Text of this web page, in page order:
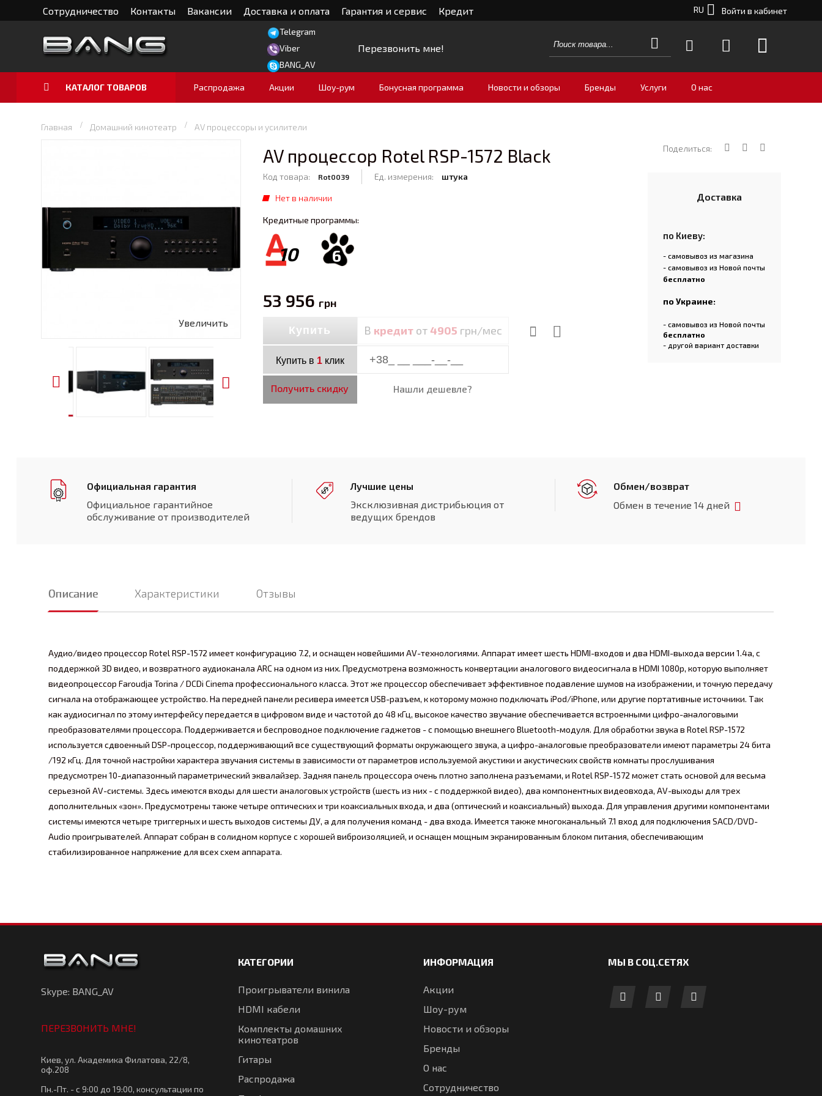
Сотрудничество Контакты Вакансии Доставка и оплата Гарантия и сервис Кредит Войти в кабинет
RU
Telegram
Viber
BANG_AV
Перезвонить мне!
КАТАЛОГ ТОВАРОВ Распродажа Акции Шоу-рум Бонусная программа Новости и обзоры Бренды Услуги О нас
Главная Домашний кинотеатр AV процессоры и усилители
Увеличить
AV процессор Rotel RSP-1572 Black
Код товара: Rot0039 Ед. измерения: штука
Нет в наличии
Кредитные программы:
10 6
53 956 грн
Купить В кредитот4905 грн/мес
Купить в 1клик
Нашли дешевле?
Получить скидку
Поделиться:
Доставка
по Киеву:
- самовывоз из магазина
- самовывоз из Новой почты
бесплатно
по Украине:
- самовывоз из Новой почты
бесплатно
- другой вариант доставки
Официальная гарантия
Официальное гарантийное
обслуживание от производителей
Лучшие цены
Эксклюзивная дистрибьюция от
ведущих брендов
Обмен/возврат
Обмен в течение 14 дней
Описание Характеристики Отзывы
Аудио/видео процессор Rotel RSP-1572 имеет конфигурацию 7.2, и оснащен новейшими AV-технологиями. Аппарат имеет шесть HDMI-входов и два HDMI-выхода версии 1.4а, с
поддержкой 3D видео, и возвратного аудиоканала ARC на одном из них. Предусмотрена возможность конвертации аналогового видеосигнала в HDMI 1080р, которую выполняет
видеопроцессор Faroudja Torina / DCDi Cinema профессионального класса. Этот же процессор обеспечивает эффективное подавление шумов на изображении, и точную передачу
сигнала на отображающее устройство. На передней панели ресивера имеется USB-разъем, к которому можно подключать iPod/iPhone, или другие портативные источники. Так
как аудиосигнал по этому интерфейсу передается в цифровом виде и частотой до 48 кГц, высокое качество звучание обеспечивается встроенными цифро-аналоговыми
преобразователями процессора. Поддерживается и беспроводное подключение гаджетов - с помощью внешнего Bluetooth-модуля. Для обработки звука в Rotel RSP-1572
используется сдвоенный DSP-процессор, поддерживающий все существующий форматы окружающего звука, а цифро-аналоговые преобразователи имеют параметры 24 бита
/192 кГц. Для точной настройки характера звучания системы в зависимости от параметров используемой акустики и акустических свойств комнаты прослушивания
предусмотрен 10-диапазонный параметрический эквалайзер. Задняя панель процессора очень плотно заполнена разъемами, и Rotel RSP-1572 может стать основой для весьма
серьезной AV-системы. Здесь имеются входы для шести аналоговых устройств (шесть из них - с поддержкой видео), два компонентных видеовхода, AV-выходы для трех
дополнительных «зон». Предусмотрены также четыре оптических и три коаксиальных входа, и два (оптический и коаксиальный) выхода. Для управления другими компонентами
системы имеются четыре триггерных и шесть выходов системы ДУ, а для получения команд - два входа. Имеется также многоканальный 7.1 вход для подключения SACD/DVD-
Audio проигрывателей. Аппарат собран в солидном корпусе с хорошей виброизоляцией, и оснащен мощным экранированным блоком питания, обеспечивающим
стабилизированное напряжение для всех схем аппарата.
Skype: BANG_AV
ПЕРЕЗВОНИТЬ МНЕ!
Киев, ул. Академика Филатова, 22/8,
оф.208
Пн.-Пт. - с 9:00 до 19:00, консультации по
КАТЕГОРИИ
Проигрыватели винила
HDMI кабели
Комплекты домашних
кинотеатров
Гитары
Распродажа
ИНФОРМАЦИЯ
Акции
Шоу-рум
Новости и обзоры
Бренды
О нас
Сотрудничество
МЫ В СОЦ.СЕТЯХ